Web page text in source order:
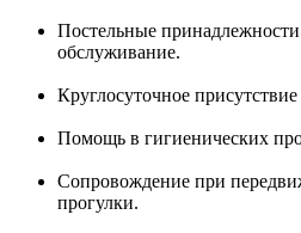
Постельные
обслуживание.
Круглосуточное
Помощь в гигиенических
Сопровождение при
прогулки.